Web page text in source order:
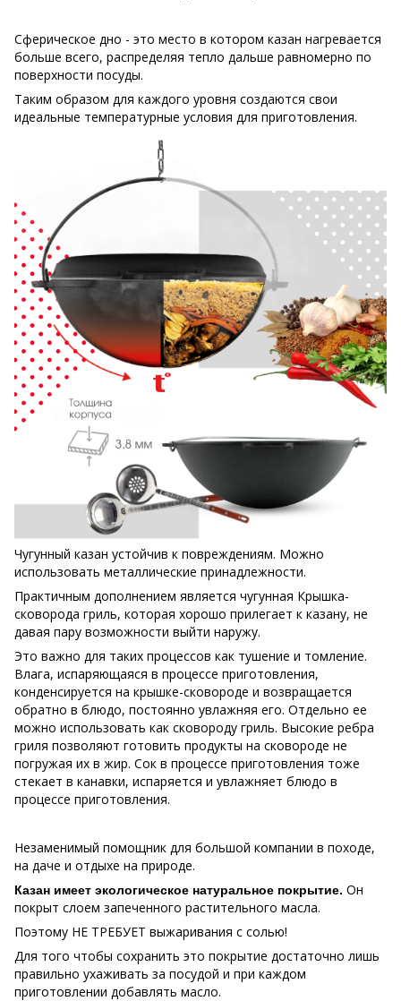
Сферическое дно - это место в котором казан нагревается
больше всего, распределяя тепло дальше равномерно по
поверхности посуды.
Таким образом для каждого уровня создаются свои
идеальные температурные условия для приготовления.
Чугунный казан устойчив к повреждениям. Можно
использовать металлические принадлежности.
Практичным дополнением является чугунная Крышка-
сковорода гриль, которая хорошо прилегает к казану, не
давая пару возможности выйти наружу.
Это важно для таких процессов как тушение и томление.
Влага, испаряющаяся в процессе приготовления,
конденсируется на крышке-сковороде и возвращается
обратно в блюдо, постоянно увлажняя его. Отдельно ее
можно использовать как сковороду гриль. Высокие ребра
гриля позволяют готовить продукты на сковороде не
погружая их в жир. Сок в процессе приготовления тоже
стекает в канавки, испаряется и увлажняет блюдо в
процессе приготовления.
Незаменимый помощник для большой компании в походе,
на даче и отдыхе на природе.
Казан имеет экологическое натуральное покрытие. Он
покрыт слоем запеченного растительного масла.
Поэтому НЕ ТРЕБУЕТ выжаривания с солью!
Для того чтобы сохранить это покрытие достаточно лишь
правильно ухаживать за посудой и при каждом
приготовлении добавлять масло.